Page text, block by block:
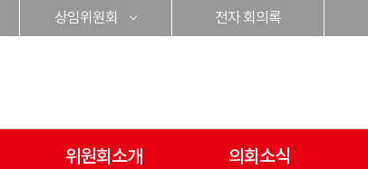
상임위원회 전자 회의록
위원회소개 의회소식